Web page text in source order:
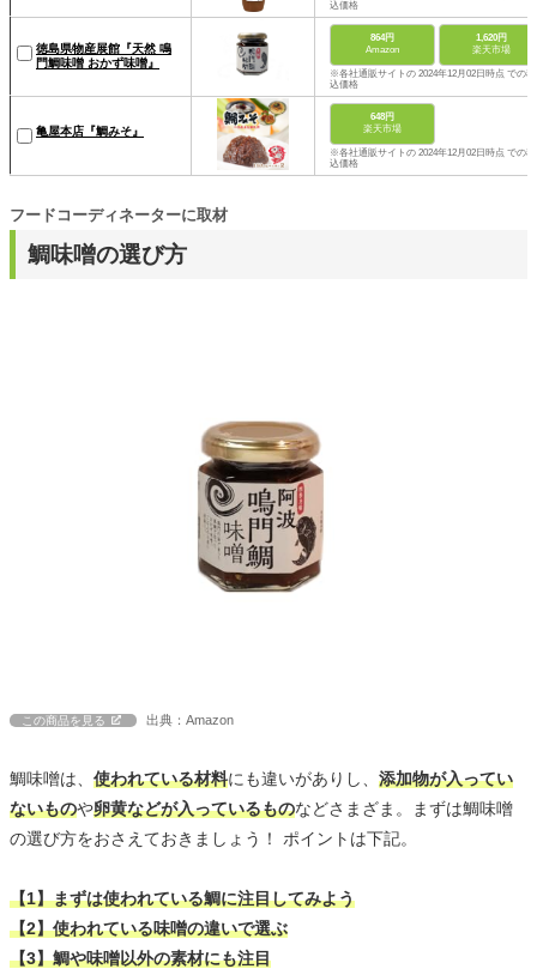
込価格
徳島県物産展館『天然 鳴
門鯛味噌 おかず味噌』
864円
Amazon
1,620円
楽天市場
※各社通販サイトの 2024年12月02日時点 での税
込価格
亀屋本店『鯛みそ』
648円
楽天市場
※各社通販サイトの 2024年12月02日時点 での税
込価格
鯛味噌の選び方
フードコーディネーターに取材
この商品を見る 出典：Amazon
鯛味噌は、 使われている材料にも違いがありし、 添加物が入ってい
ないものや卵黄などが入っているものなどさまざま。まずは鯛味噌
の選び方をおさえておきましょう！ ポイントは下記。
【1】まずは使われている鯛に注目してみよう
【2】使われている味噌の違いで選ぶ
【3】鯛や味噌以外の素材にも注目